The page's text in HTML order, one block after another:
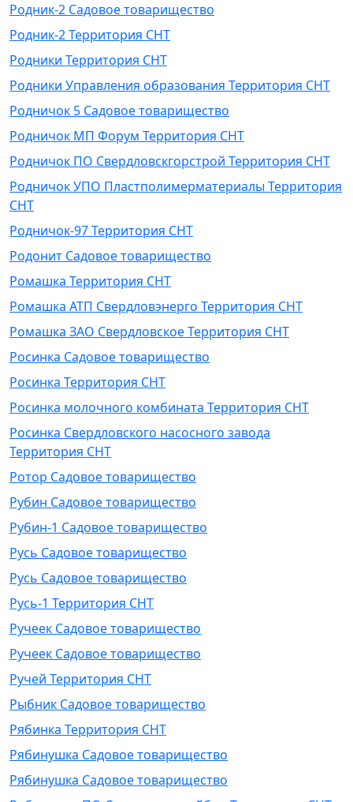
Родник-2 Садовое товарищество
Родник-2 Территория СНТ
Родники Территория СНТ
Родники Управления образования Территория СНТ
Родничок 5 Садовое товарищество
Родничок МП Форум Территория СНТ
Родничок ПО Свердловскгорстрой Территория СНТ
Родничок УПО Пластполимерматериалы Территория
СНТ
Родничок-97 Территория СНТ
Родонит Садовое товарищество
Ромашка Территория СНТ
Ромашка АТП Свердловэнерго Территория СНТ
Ромашка ЗАО Свердловское Территория СНТ
Росинка Садовое товарищество
Росинка Территория СНТ
Росинка молочного комбината Территория СНТ
Росинка Свердловского насосного завода
Территория СНТ
Ротор Садовое товарищество
Рубин Садовое товарищество
Рубин-1 Садовое товарищество
Русь Садовое товарищество
Русь Садовое товарищество
Русь-1 Территория СНТ
Ручеек Садовое товарищество
Ручеек Садовое товарищество
Ручей Территория СНТ
Рыбник Садовое товарищество
Рябинка Территория СНТ
Рябинушка Садовое товарищество
Рябинушка Садовое товарищество